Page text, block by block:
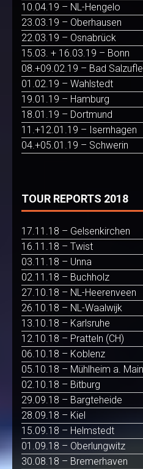
10.04.19 – NL-Hengelo
23.03.19 – Oberhausen
22.03.19 – Osnabrück
15.03. + 16.03.19 – Bonn
08.+09.02.19 – Bad
01.02.19 – Wahlstedt
19.01.19 – Hamburg
18.01.19 – Dortmund
11.+12.01.19 – Isernhagen
04.+05.01.19 – Schwerin
TOUR REPORTS 2018
17.11.18 – Gelsenkirchen
16.11.18 – Twist
03.11.18 – Unna
02.11.18 – Buchholz
27.10.18 – NL-Heerenveen
26.10.18 – NL-Waalwijk
13.10.18 – Karlsruhe
12.10.18 – Pratteln (CH)
06.10.18 – Koblenz
05.10.18 – Mühlheim a. Main
02.10.18 – Bitburg
29.09.18 – Bargteheide
28.09.18 – Kiel
15.09.18 – Helmstedt
01.09.18 – Oberlungwitz
30.08.18 – Bremerhaven